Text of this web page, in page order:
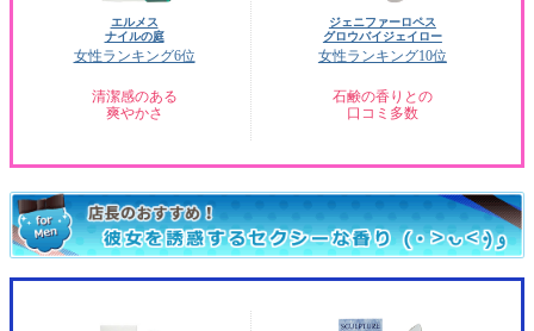
エルメス
ナイルの庭
女性ランキング6位
清潔感のある
爽やかさ
ジェニファーロペス
グロウバイジェイロー
女性ランキング10位
石鹸の香りとの
口コミ多数